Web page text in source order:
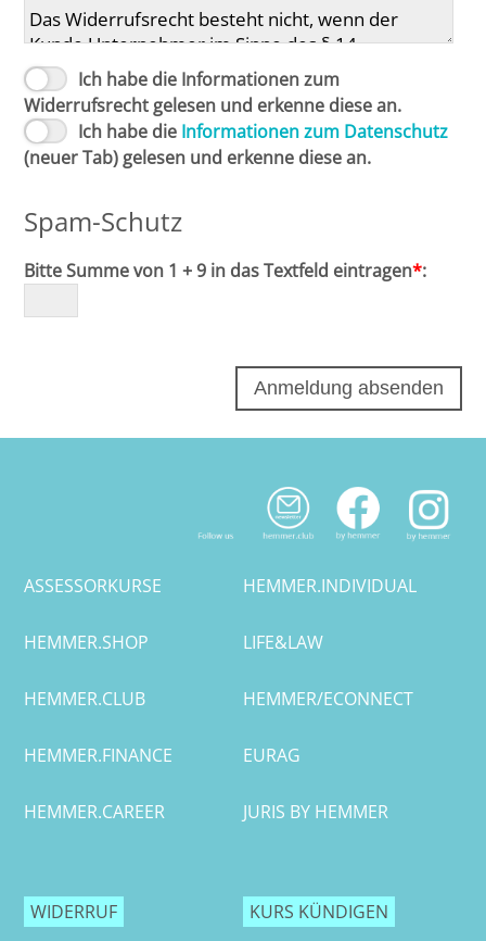
Ich habe die Informationen zum
Widerrufsrecht gelesen und erkenne diese an.
Ich habe die Informationen zum Datenschutz
(neuer Tab) gelesen und erkenne diese an.
Spam-Schutz
Bitte Summe von 1 + 9 in das Textfeld eintragen*:
ASSESSORKURSE HEMMER.INDIVIDUAL
HEMMER.SHOP LIFE&LAW
HEMMER.CLUB HEMMER/ECONNECT
HEMMER.FINANCE EURAG
HEMMER.CAREER JURIS BY HEMMER
WIDERRUF KURS KÜNDIGEN